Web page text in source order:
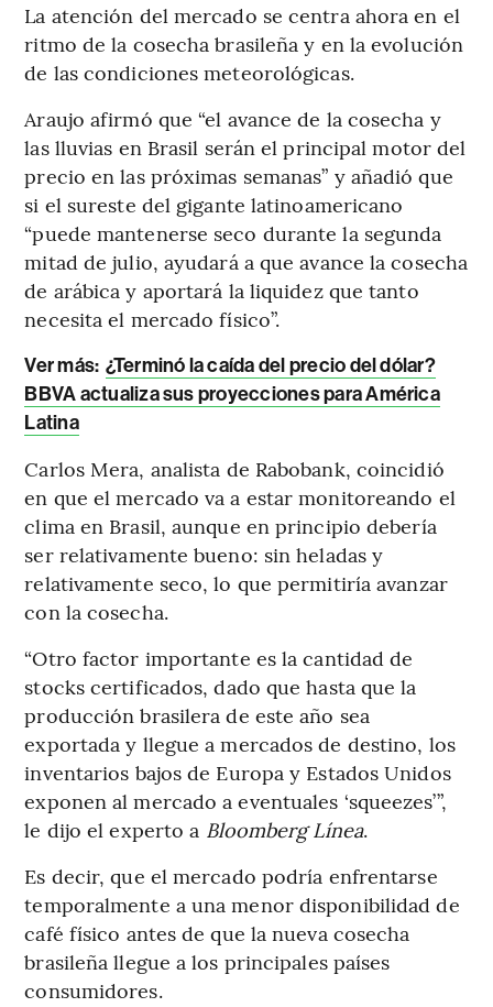
La atención del mercado se centra ahora en el
ritmo de la cosecha brasileña y en la evolución
de las condiciones meteorológicas.
Araujo afirmó que “el avance de la cosecha y
las lluvias en Brasil serán el principal motor del
precio en las próximas semanas” y añadió que
si el sureste del gigante latinoamericano
“puede mantenerse seco durante la segunda
mitad de julio, ayudará a que avance la cosecha
de arábica y aportará la liquidez que tanto
necesita el mercado físico”.
Ver más: ¿Terminó la caída del precio del dólar?
BBVA actualiza sus proyecciones para América
Latina
Carlos Mera, analista de Rabobank, coincidió
en que el mercado va a estar monitoreando el
clima en Brasil, aunque en principio debería
ser relativamente bueno: sin heladas y
relativamente seco, lo que permitiría avanzar
con la cosecha.
“Otro factor importante es la cantidad de
stocks certificados, dado que hasta que la
producción brasilera de este año sea
exportada y llegue a mercados de destino, los
inventarios bajos de Europa y Estados Unidos
exponen al mercado a eventuales ‘squeezes’”,
le dijo el experto a Bloomberg Línea.
Es decir, que el mercado podría enfrentarse
temporalmente a una menor disponibilidad de
café físico antes de que la nueva cosecha
brasileña llegue a los principales países
consumidores.